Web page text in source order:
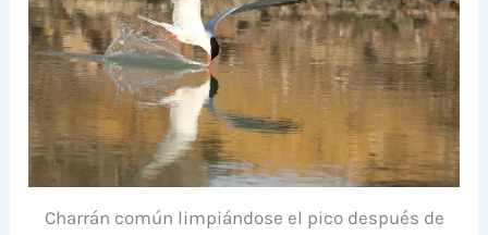
Charrán común limpiándose el pico después de